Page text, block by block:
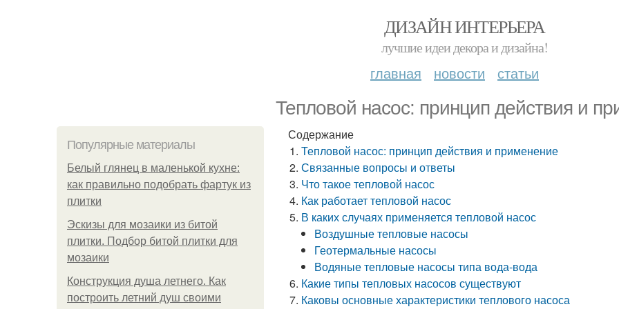
ДИЗАЙН ИНТЕРЬЕРА
лучшие идеи декора и дизайна!
главная новости статьи
Тепловой насос: принцип действия и
Популярные материалы
Белый глянец в маленькой кухне:
как правильно подобрать фартук из
плитки
Эскизы для мозаики из битой
плитки. Подбор битой плитки для
мозаики
Конструкция душа летнего. Как
построить летний душ своими
Содержание
Тепловой насос: принцип действия и применение
Связанные вопросы и ответы
Что такое тепловой насос
Как работает тепловой насос
В каких случаях применяется тепловой насос
Воздушные тепловые насосы
Геотермальные насосы
Водяные тепловые насосы типа вода-вода
Какие типы тепловых насосов существуют
Каковы основные характеристики теплового насоса